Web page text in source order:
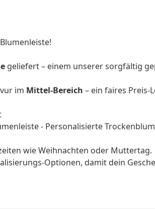
geliefert – einem unserer sorgfältig
im Mittel-Bereich – ein faires Preis-
- Personalisierte
wie Weihnachten oder Muttertag.
Optionen, damit dein